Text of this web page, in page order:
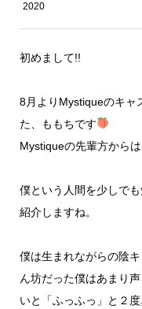
2020
初めまして!!
8月よりMystiqueのキャ
た、ももちです
Mystiqueの先輩方から
僕という人間を少しで
紹介しますね。
僕は生まれながらの陰
ん坊だった僕はあまり
いと「ふっふっ」と２